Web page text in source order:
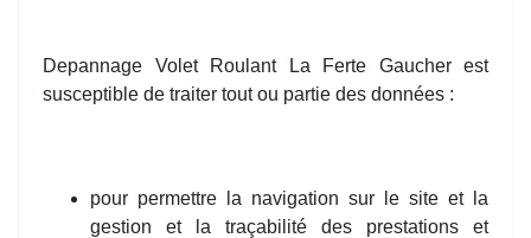
Depannage Volet Roulant La Ferte Gaucher est
susceptible de traiter tout ou partie des données :
pour permettre la navigation sur le site et la
gestion et la traçabilité des prestations et